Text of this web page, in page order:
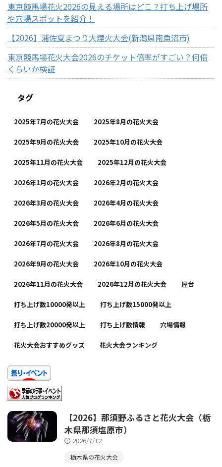
東京競馬場花火2026の見える場所はどこ？打ち上げ場所
や穴場スポットを紹介！
【2026】浦佐夏まつり大煙火大会(新潟県南魚沼市)
東京競馬場花火大会2026のチケット倍率がすごい？何倍
くらいか検証
タグ
2025年7月の花火大会 2025年8月の花火大会
2025年9月の花火大会 2025年10月の花火大会
2025年11月の花火大会 2025年12月の花火大会
2026年1月の花火大会 2026年2月の花火大会
2026年3月の花火大会 2026年4月の花火大会
2026年5月の花火大会 2026年6月の花火大会
2026年7月の花火大会 2026年8月の花火大会
2026年9月の花火大会 2026年10月の花火大会
2026年11月の花火大会 2026年12月の花火大会 屋台
打ち上げ数10000発以上 打ち上げ数15000発以上
打ち上げ数20000発以上 打ち上げ数情報 穴場情報
花火大会おすすめグッズ 花火大会ランキング
【2026】那須野ふるさと花火大会（栃
木県那須塩原市）
2026/7/12
栃木県の花火大会